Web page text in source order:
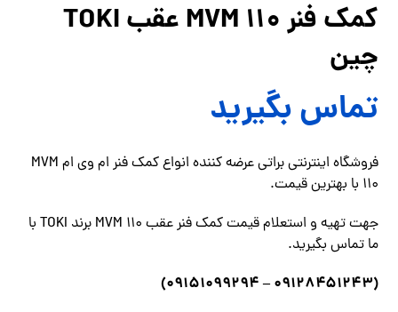
کمک فنر MVM 110 عقب TOKI
چین
تماس بگیرید
فروشگاه اینترنتی براتی عرضه کننده انواع کمک فنر ام وی ام MVM
110 با بهترین قیمت.
جهت تهیه و استعلام قیمت کمک فنر عقب MVM 110 برند TOKI با
ماتماس بگیرید.
(۰۹۱۲۸۴۵۱۲۴۳ – ۰۹۱۵۱۰۹۹۲۹۴ )